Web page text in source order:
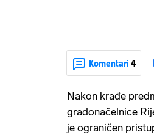
Komentari 4
Nakon krađe
gradonačelnice
je ograničen